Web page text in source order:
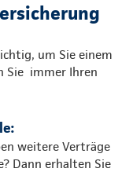
um Sie einem
Sie immer Ihren
weitere Verträge
Dann erhalten Sie